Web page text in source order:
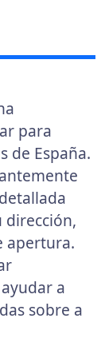
para
de España.
dirección,
apertura.
a
sobre a